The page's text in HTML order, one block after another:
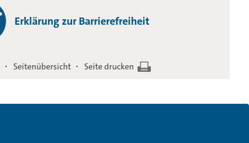
Erklärung zur Barrierefreiheit
Seitenübersicht Seite drucken